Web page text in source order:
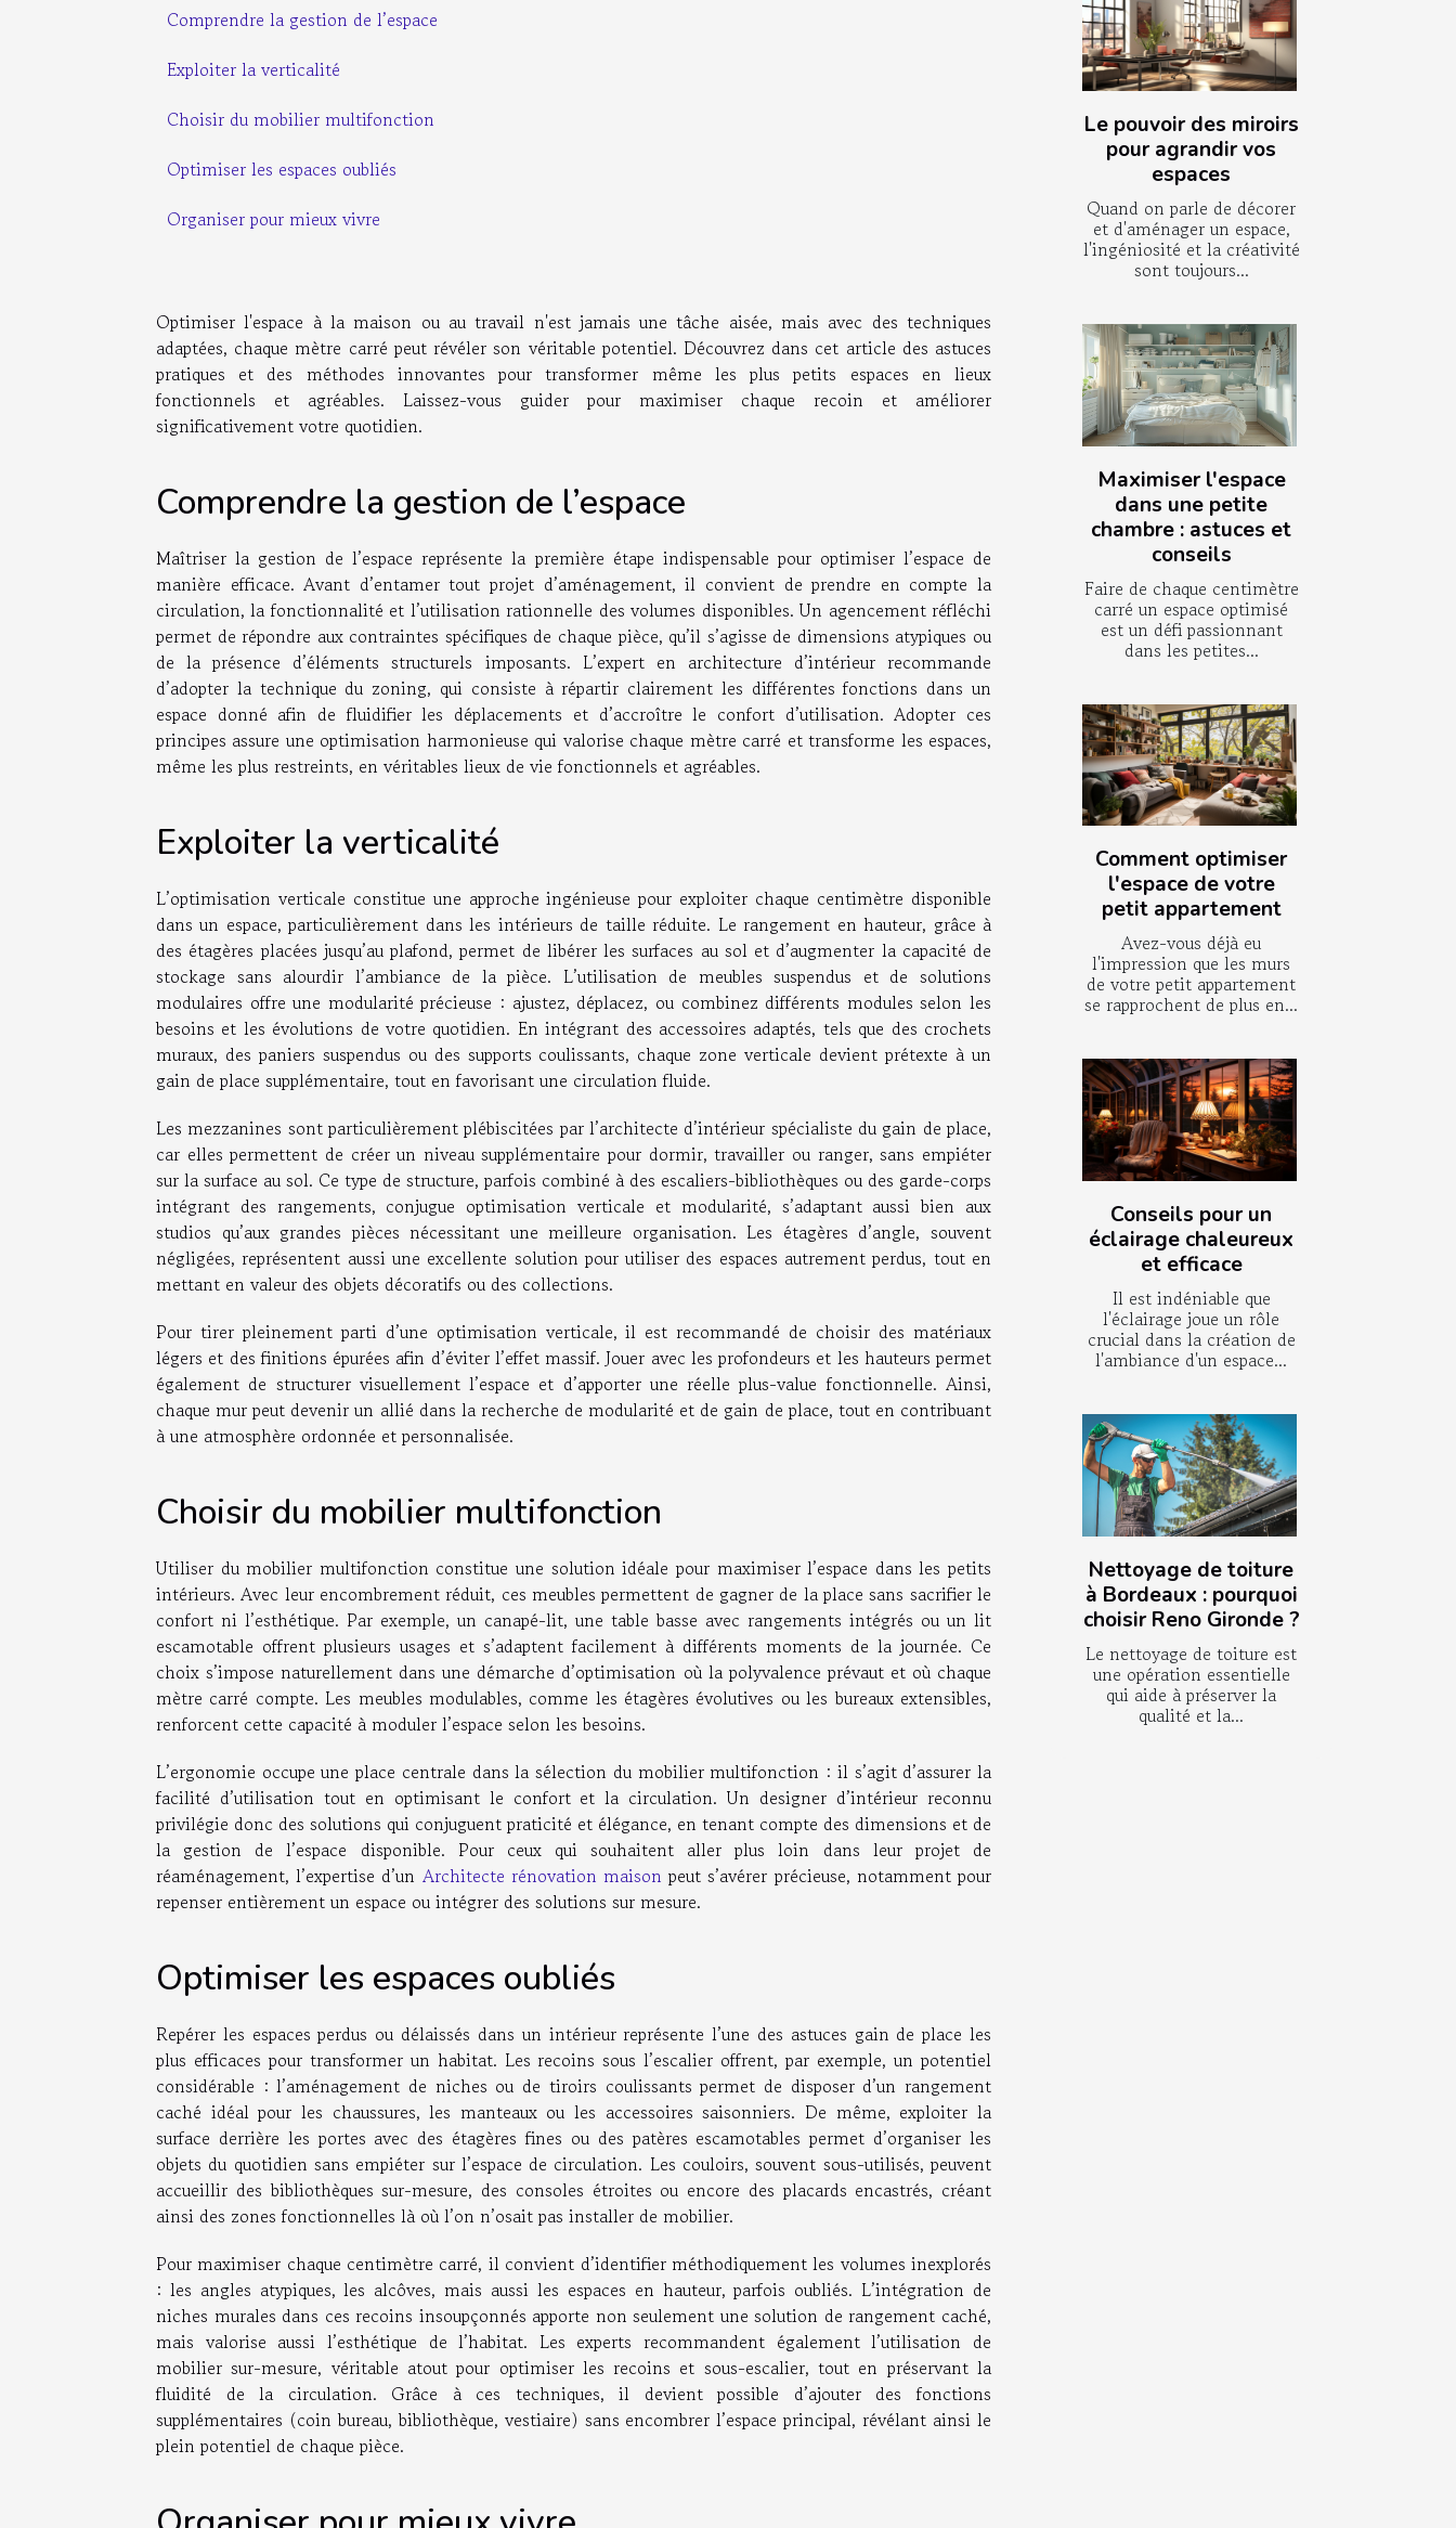
Comprendre la gestion de l’espace
Exploiter la verticalité
Choisir du mobilier multifonction
Optimiser les espaces oubliés
Organiser pour mieux vivre
Optimiser l'espace à la maison ou au travail n'est jamais une tâche aisée, mais avec des techniques
adaptées, chaque mètre carré peut révéler son véritable potentiel. Découvrez dans cet article des astuces
pratiques et des méthodes innovantes pour transformer même les plus petits espaces en lieux
fonctionnels et agréables. Laissez-vous guider pour maximiser chaque recoin et améliorer
significativement votre quotidien.
Comprendre la gestion de l’espace
Maîtriser la gestion de l’espace représente la première étape indispensable pour optimiser l’espace de
manière efficace. Avant d’entamer tout projet d’aménagement, il convient de prendre en compte la
circulation, la fonctionnalité et l’utilisation rationnelle des volumes disponibles. Un agencement réfléchi
permet de répondre aux contraintes spécifiques de chaque pièce, qu’il s’agisse de dimensions atypiques ou
de la présence d’éléments structurels imposants. L’expert en architecture d’intérieur recommande
d’adopter la technique du zoning, qui consiste à répartir clairement les différentes fonctions dans un
espace donné afin de fluidifier les déplacements et d’accroître le confort d’utilisation. Adopter ces
principes assure une optimisation harmonieuse qui valorise chaque mètre carré et transforme les espaces,
même les plus restreints, en véritables lieux de vie fonctionnels et agréables.
Exploiter la verticalité
L’optimisation verticale constitue une approche ingénieuse pour exploiter chaque centimètre disponible
dans un espace, particulièrement dans les intérieurs de taille réduite. Le rangement en hauteur, grâce à
des étagères placées jusqu’au plafond, permet de libérer les surfaces au sol et d’augmenter la capacité de
stockage sans alourdir l’ambiance de la pièce. L’utilisation de meubles suspendus et de solutions
modulaires offre une modularité précieuse : ajustez, déplacez, ou combinez différents modules selon les
besoins et les évolutions de votre quotidien. En intégrant des accessoires adaptés, tels que des crochets
muraux, des paniers suspendus ou des supports coulissants, chaque zone verticale devient prétexte à un
gain de place supplémentaire, tout en favorisant une circulation fluide.
Les mezzanines sont particulièrement plébiscitées par l’architecte d’intérieur spécialiste du gain de place,
car elles permettent de créer un niveau supplémentaire pour dormir, travailler ou ranger, sans empiéter
sur la surface au sol. Ce type de structure, parfois combiné à des escaliers-bibliothèques ou des garde-corps
intégrant des rangements, conjugue optimisation verticale et modularité, s’adaptant aussi bien aux
studios qu’aux grandes pièces nécessitant une meilleure organisation. Les étagères d’angle, souvent
négligées, représentent aussi une excellente solution pour utiliser des espaces autrement perdus, tout en
mettant en valeur des objets décoratifs ou des collections.
Pour tirer pleinement parti d’une optimisation verticale, il est recommandé de choisir des matériaux
légers et des finitions épurées afin d’éviter l’effet massif. Jouer avec les profondeurs et les hauteurs permet
également de structurer visuellement l’espace et d’apporter une réelle plus-value fonctionnelle. Ainsi,
chaque mur peut devenir un allié dans la recherche de modularité et de gain de place, tout en contribuant
à une atmosphère ordonnée et personnalisée.
Choisir du mobilier multifonction
Utiliser du mobilier multifonction constitue une solution idéale pour maximiser l’espace dans les petits
intérieurs. Avec leur encombrement réduit, ces meubles permettent de gagner de la place sans sacrifier le
confort ni l’esthétique. Par exemple, un canapé-lit, une table basse avec rangements intégrés ou un lit
escamotable offrent plusieurs usages et s’adaptent facilement à différents moments de la journée. Ce
choix s’impose naturellement dans une démarche d’optimisation où la polyvalence prévaut et où chaque
mètre carré compte. Les meubles modulables, comme les étagères évolutives ou les bureaux extensibles,
renforcent cette capacité à moduler l’espace selon les besoins.
L’ergonomie occupe une place centrale dans la sélection du mobilier multifonction : il s’agit d’assurer la
facilité d’utilisation tout en optimisant le confort et la circulation. Un designer d’intérieur reconnu
privilégie donc des solutions qui conjuguent praticité et élégance, en tenant compte des dimensions et de
la gestion de l’espace disponible. Pour ceux qui souhaitent aller plus loin dans leur projet de
réaménagement, l’expertise d’un Architecte rénovation maison peut s’avérer précieuse, notamment pour
repenser entièrement un espace ou intégrer des solutions sur mesure.
Optimiser les espaces oubliés
Repérer les espaces perdus ou délaissés dans un intérieur représente l’une des astuces gain de place les
plus efficaces pour transformer un habitat. Les recoins sous l’escalier offrent, par exemple, un potentiel
considérable : l’aménagement de niches ou de tiroirs coulissants permet de disposer d’un rangement
caché idéal pour les chaussures, les manteaux ou les accessoires saisonniers. De même, exploiter la
surface derrière les portes avec des étagères fines ou des patères escamotables permet d’organiser les
objets du quotidien sans empiéter sur l’espace de circulation. Les couloirs, souvent sous-utilisés, peuvent
accueillir des bibliothèques sur-mesure, des consoles étroites ou encore des placards encastrés, créant
ainsi des zones fonctionnelles là où l’on n’osait pas installer de mobilier.
Pour maximiser chaque centimètre carré, il convient d’identifier méthodiquement les volumes inexplorés
: les angles atypiques, les alcôves, mais aussi les espaces en hauteur, parfois oubliés. L’intégration de
niches murales dans ces recoins insoupçonnés apporte non seulement une solution de rangement caché,
mais valorise aussi l’esthétique de l’habitat. Les experts recommandent également l’utilisation de
mobilier sur-mesure, véritable atout pour optimiser les recoins et sous-escalier, tout en préservant la
fluidité de la circulation. Grâce à ces techniques, il devient possible d’ajouter des fonctions
supplémentaires (coin bureau, bibliothèque, vestiaire) sans encombrer l’espace principal, révélant ainsi le
plein potentiel de chaque pièce.
Le pouvoir des miroirs
pour agrandir vos
espaces
Quand on parle de décorer
et d'aménager un espace,
l'ingéniosité et la créativité
sont toujours...
Maximiser l'espace
dans une petite
chambre : astuces et
conseils
Faire de chaque centimètre
carré un espace optimisé
est un défi passionnant
dans les petites...
Comment optimiser
l'espace de votre
petit appartement
Avez-vous déjà eu
l'impression que les murs
de votre petit appartement
se rapprochent de plus en...
Conseils pour un
éclairage chaleureux
et efficace
Il est indéniable que
l'éclairage joue un rôle
crucial dans la création de
l'ambiance d'un espace...
Nettoyage de toiture
à Bordeaux : pourquoi
choisir Reno Gironde ?
Le nettoyage de toiture est
une opération essentielle
qui aide à préserver la
qualité et la...